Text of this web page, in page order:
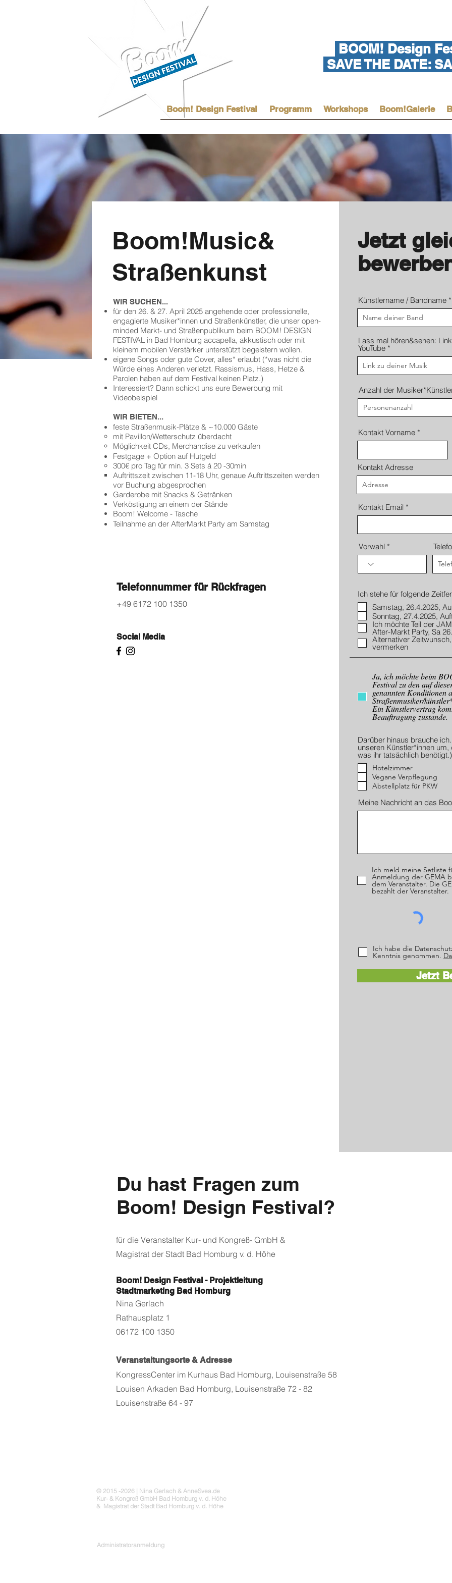
BOOM! Design
SAVE THE DATE:
Boom! Design Festival Programm Workshops Boom!Galerie
Boom!Music&
Straßenkunst
WIR SUCHEN...
für den 26. & 27. April 2025 angehende oder professionelle,
engagierte Musiker*innen und Straßenkünstler, die unser open-
minded Markt- und Straßenpublikum beim BOOM! DESIGN
FESTIVAL in Bad Homburg accapella, akkustisch oder mit
kleinem mobilen Verstärker unterstützt begeistern wollen.
eigene Songs oder gute Cover, alles* erlaubt (*was nicht die
Würde eines Anderen verletzt. Rassismus, Hass, Hetze &
Parolen haben auf dem Festival keinen Platz.)
Interessiert? Dann schickt uns eure Bewerbung mit
Videobeispiel
WIR BIETEN...
feste Straßenmusik-Plätze & ~10.000 Gäste
mit Pavillon/Wetterschutz überdacht
Möglichkeit CDs, Merchandise zu verkaufen
Festgage + Option auf Hutgeld
300€ pro Tag für min. 3 Sets á 20 -30min
Auftrittszeit zwischen 11-18 Uhr, genaue Auftrittszeiten werden
vor Buchung abgesprochen
Garderobe mit Snacks & Getränken
Verköstigung an einem der Stände
Boom! Welcome - Tasche
Teilnahme an der AfterMarkt Party am Samstag
Telefonnummer für Rückfragen
+49 6172 100 1350
Social Media
Jetzt
Künstlername / Bandname
Lass mal hören&sehen:
YouTube
Anzahl der
Kontakt Vorname
Kontakt Adresse
Kontakt Email
Vorwahl
Ich stehe für folgende
Samstag, 26.4.2025,
Sonntag, 27.4.2025,
Ich möchte Teil der
After-Markt Party, Sa
Alternativer
vermerken
Ja, ich möchte beim
Festival zu den auf
genannten Konditionen
Straßenmusiker/
Ein Künstlervertrag
Beauftragung zustande.
Darüber hinaus brauche
unseren Künstler*innen
was ihr tatsächlich benötigt.)
Hotelzimmer
Vegane Verpflegung
Abstellplatz für PKW
Meine Nachricht an das
Ich meld meine Setliste
Anmeldung der GEMA
dem Veranstalter. Die
bezahlt der Veranstalter.
Ich habe die
Kenntnis genommen.
Jetzt
Du hast Fragen zum
Boom! Design Festival?
für die Veranstalter Kur- und Kongreß- GmbH &
Magistrat der Stadt Bad Homburg v. d. Höhe
Boom! Design Festival - Projektleitung
Stadtmarketing Bad Homburg
Nina Gerlach
Rathausplatz 1
06172 100 1350
Veranstaltungsorte & Adresse
KongressCenter im Kurhaus Bad Homburg, Louisenstraße 58
Louisen Arkaden Bad Homburg, Louisenstraße 72 - 82
Louisenstraße 64 - 97
© 2015 -2026 | Nina Gerlach & AnneSvea.de
Kur- & Kongreß GmbH Bad Homburg v. d. Höhe
& Magistrat der Stadt Bad Homburg v. d. Höhe
Administratoranmeldung